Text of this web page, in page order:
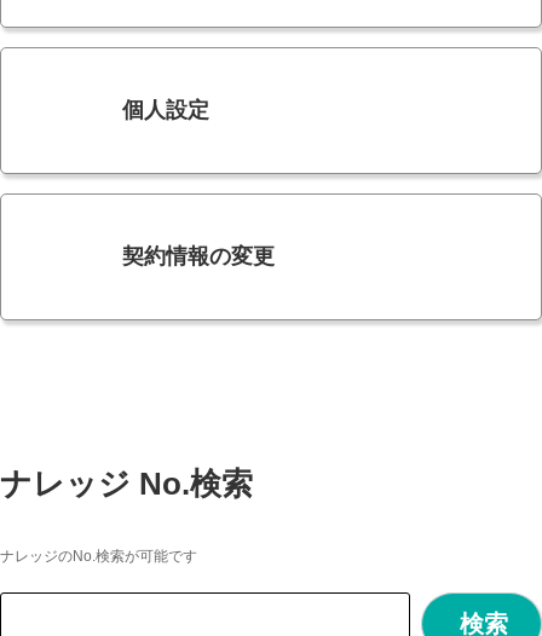
個人設定
契約情報の変更
ナレッジ No.検索
ナレッジのNo.検索が可能です